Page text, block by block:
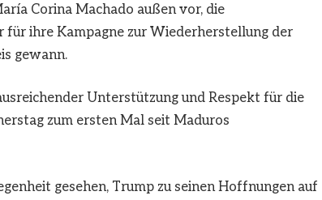
Corina Machado außen vor, die
für ihre Kampagne zur Wiederherstellung der
gewann.
Unterstützung und Respekt für die
zum ersten Mal seit Maduros
gesehen, Trump zu seinen Hoffnungen auf